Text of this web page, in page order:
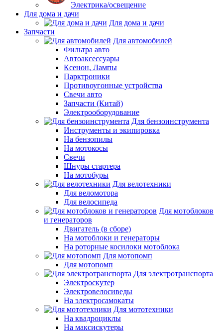
Электрика/освещение
Для дома и дачи
Для дома и дачи
Запчасти
Для автомобилей
Фильтра авто
Автоаксессуары
Ксенон, Лампы
Парктроники
Противоугонные устройства
Свечи авто
Запчасти (Китай)
Электрооборудование
Для бензоинструмента
Инструменты и экипировка
На бензопилы
На мотокосы
Свечи
Шнуры стартера
На мотобуры
Для велотехники
Для веломотора
Для велосипеда
Для мотоблоков
и генераторов
Двигатель (в сборе)
На мотоблоки и генераторы
На роторные косилоки мотоблока
Для мотопомп
Для мотопомп
Для электротранспорта
Электроскутер
Электровелосиведы
На электросамокаты
Для мототехники
На квадроциклы
На максискутеры